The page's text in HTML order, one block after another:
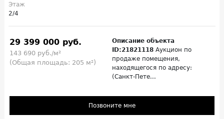
Этаж
2/4
29 399 000 руб.
143 690 руб./м²
(Общая площадь: 205 м²)
Описание объекта
ID:21821118 Аукцион по
продаже помещения,
находящегося по адресу:
(Санкт-Пете...
Позвоните мне